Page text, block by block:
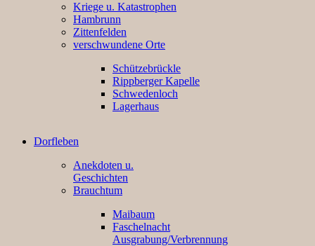
Kriege u. Katastrophen
Hambrunn
Zittenfelden
verschwundene Orte
Schützebrückle
Rippberger Kapelle
Schwedenloch
Lagerhaus
Dorfleben
Anekdoten u.
Geschichten
Brauchtum
Maibaum
Faschelnacht
Ausgrabung/Verbrennung